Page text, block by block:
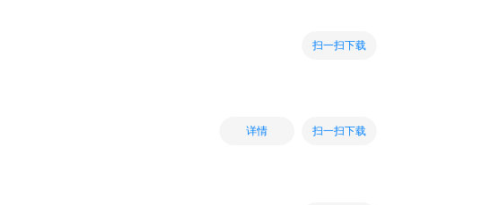
扫一扫下载
详情 扫一扫下载